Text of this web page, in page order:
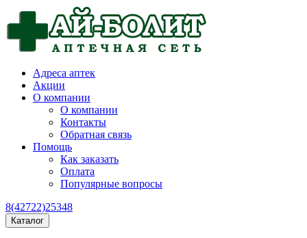
Адреса аптек
Акции
О компании
О компании
Контакты
Обратная связь
Помощь
Как заказать
Оплата
Популярные вопросы
8(42722)25348
Каталог